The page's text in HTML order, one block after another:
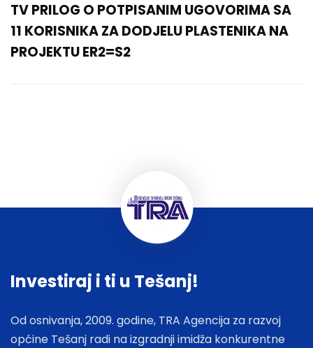
TV PRILOG O POTPISANIM UGOVORIMA SA
11 KORISNIKA ZA DODJELU PLASTENIKA NA
PROJEKTU ER2=S2
Investiraj i ti u Tešanj!
Od osnivanja, 2009. godine, TRA Agencija za razvoj
općine Tešanj radi na izgradnji imidža konkurentne